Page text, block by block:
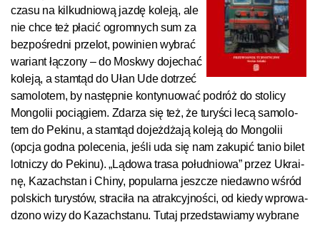
cza­su na kil­ku­dnio­wą jaz­dę ko­le­ją, ale
nie chce też pła­cić ogrom­nych sum za
bez­po­śred­ni prze­lot, po­wi­nien wy­brać
wariant łą­czo­ny – do Mos­k­wy do­je­chać
ko­le­ją, a stam­tąd do Ułan Ude do­trzeć
sa­mo­lo­tem, by na­stęp­nie kon­ty­nu­o­wać pod­róż do sto­li­cy
Mon­go­li­i po­cią­giem. Zda­rza się też, że tu­ryś­ci le­cą sa­mo­lo­
tem do Pe­ki­nu, a stam­tąd do­jeż­dża­ją ko­le­ją do Mon­go­li­i
(opcja god­na polece­nia, jeś­li uda się nam za­ku­pić ta­nio bi­let
lot­ni­czy do Pe­ki­nu). „Lądowa tra­sa po­łu­dnio­wa” przez Ukrai­
nę, Ka­zach­s­tan i Chi­ny, po­pu­lar­na jesz­cze nie­daw­no wśród
pol­s­kich tu­rys­tów, stra­ci­ła na at­rak­cyj­noś­ci, od kie­dy wpro­wa­
dzo­no wi­zy do Ka­zach­s­ta­nu. Tu­taj przed­s­ta­wia­my wy­bra­ne